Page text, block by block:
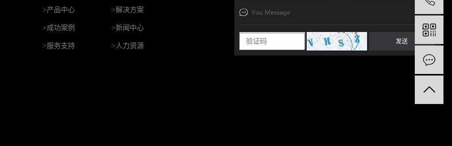
>产品中心 >解决方案
>成功案例 >新闻中心
>服务支持 >人力资源